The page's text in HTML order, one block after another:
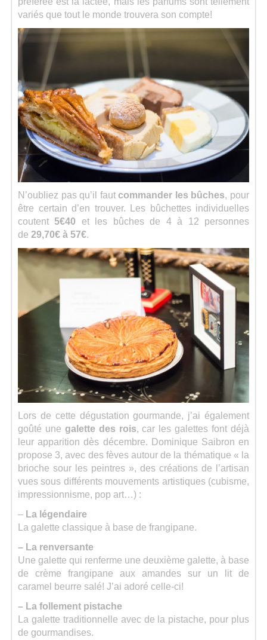
variés que tout le monde trouvera son compte!
N’oubliez pas qu’il fautcommander les bûches, pour
être certain d’en trouver. Les bûchettes individuelles
coutent5€40 et les bûches de 4 à 12 personnes
de 29,70€ à 57€.
Lors de cette dégustation gourmande, j’ai également
goûté une galette des rois, car les galettes font déjà
leur apparition dès décembre. Dominique Saibron en
propose 3, avec des fèves autour de la thématique « la
brioche sour les peintres », des créations de l’artisan
vues sous différents mouvements artistiques (cubisme,
impressionnisme, pop art…) :
– La légendaire
La galette classique à base de frangipane.
– La renversante
Une galette qui renferme une deuxième galette, à base
de crème frangipane aux amandes sur un lit de
caramel beurre salé! J’ai adoré celle-ci!
– La follement pistache
La galette traditionnelle avec de la pistache, pour plus
de gourmandises.